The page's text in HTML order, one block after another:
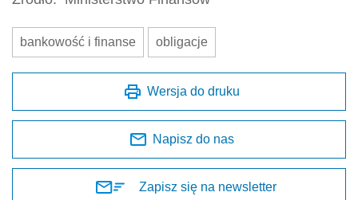
bankowość i finanse obligacje
Wersja do druku
Napisz do nas
Zapisz się na newsletter